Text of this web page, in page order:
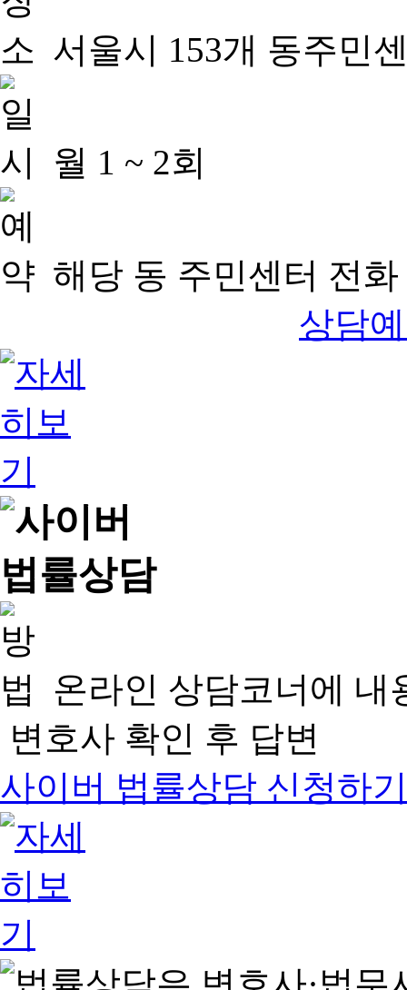
서울시 153개 동주민
월 1 ~ 2회
해당 동 주민센터 전
상담
온라인 상담코너에 내
변호사 확인 후 답변
사이버 법률상담 신청하기